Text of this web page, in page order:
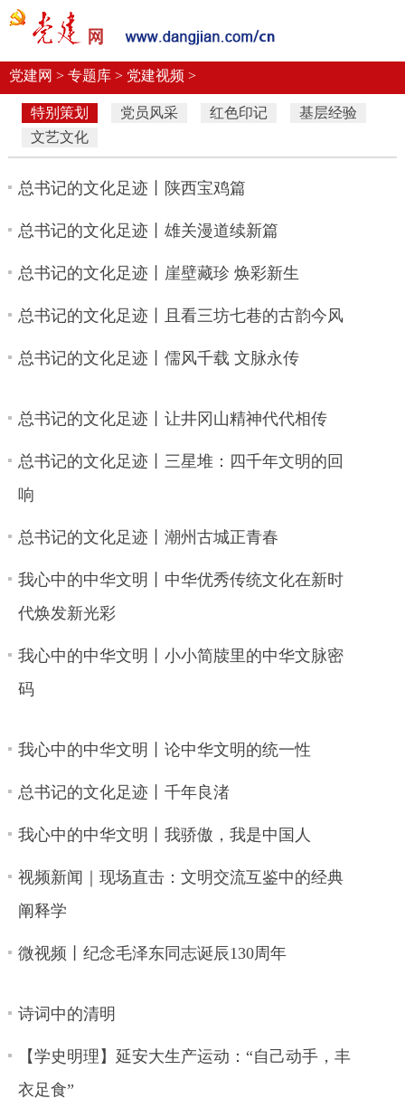
党建要闻
机关党建
校园党建 企业党建
党建网 > 专题库 > 党建视频 >
特别策划 党员风采 红色印记
基层经验
文艺文化
总书记的文化足迹丨陕西宝鸡篇
总书记的文化足迹丨雄关漫道续新篇
总书记的文化足迹丨崖壁藏珍 焕彩新生
总书记的文化足迹丨且看三坊七巷的古韵今风
总书记的文化足迹丨儒风千载 文脉永传
总书记的文化足迹丨让井冈山精神代代相传
总书记的文化足迹丨三星堆：四千年文明的回
响
总书记的文化足迹丨潮州古城正青春
我心中的中华文明丨中华优秀传统文化在新时
代焕发新光彩
我心中的中华文明丨小小简牍里的中华文脉密
码
我心中的中华文明丨论中华文明的统一性
总书记的文化足迹丨千年良渚
我心中的中华文明丨我骄傲，我是中国人
视频新闻｜现场直击：文明交流互鉴中的经典
阐释学
微视频丨纪念毛泽东同志诞辰130周年
诗词中的清明
【学史明理】延安大生产运动：“自己动手，丰
衣足食”